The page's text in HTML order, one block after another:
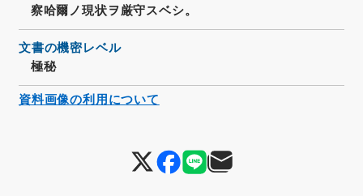
察哈爾ノ現状ヲ厳守スベシ。
文書の機密レベル
極秘
資料画像の利用について